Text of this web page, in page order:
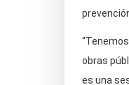
obras
es una